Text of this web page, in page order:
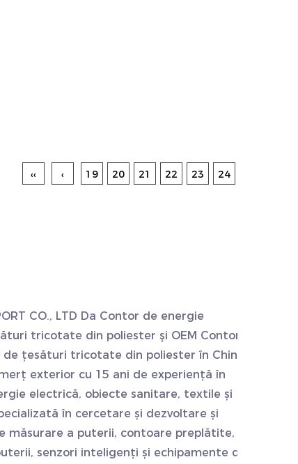
‹‹ ‹ 19 20 21 22 23 24
CO., LTD Da Contor de energie
tricotate din poliester şi OEM Contor
de țesături tricotate din poliester în China.
exterior cu 15 ani de experiență în
electrică, obiecte sanitare, textile și
în cercetare și dezvoltare și
măsurare a puterii, contoare preplătite,
senzori inteligenți și echipamente de